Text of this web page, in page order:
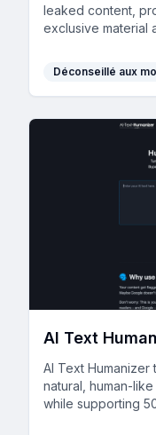
leaked content,
exclusive material
Déconseillé aux
AI Text
AI Text
natural, human-
while supporting